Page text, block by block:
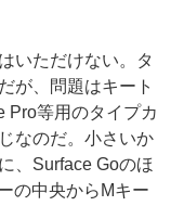
いただけない。タ
が、問題はキート
Pro等用のタイプカ
なのだ。小さいか
、Surface Goのほ
の中央からMキー